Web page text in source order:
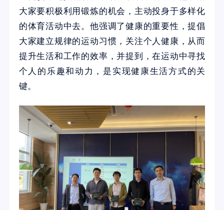
大家要积极利用锻炼的机会，主动投身于多样化
的体育活动中去。他强调了健康的重要性，提倡
大家建立规律的运动习惯，关注个人健康，从而
提升生活和工作的效率，并提到，在运动中寻找
个人的乐趣和动力，是实现健康生活方式的关
键。